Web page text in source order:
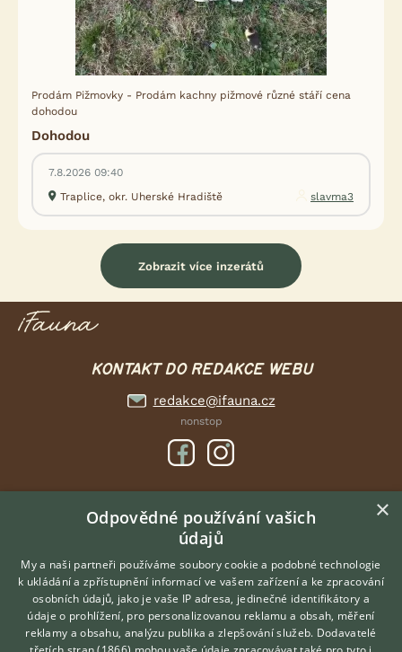
Prodám Pižmovky - Prodám kachny pižmové různé stáří cena
dohodou
Dohodou
7.8.2026 09:40
Traplice, okr. Uherské Hradiště
slavma3
Zobrazit více inzerátů
KONTAKT DO REDAKCE WEBU
redakce@ifauna.cz
nonstop
DOMOVSKÁ STRÁNKA
INZERCE
DISKUSE
ČLÁNKY
O nás
×
Odpovědné používání vašich
údajů
My a naši partneři používáme soubory cookie a podobné technologie
k ukládání a zpřístupnění informací ve vašem zařízení a ke zpracování
osobních údajů, jako je vaše IP adresa, jedinečné identifikátory a
údaje o prohlížení, pro personalizovanou reklamu a obsah, měření
reklamy a obsahu, analýzu publika a zlepšování služeb. Dodavatelé